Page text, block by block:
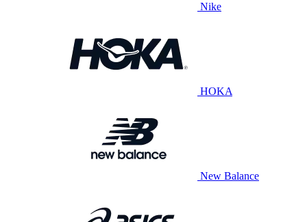
Nike
HOKA
New Balance